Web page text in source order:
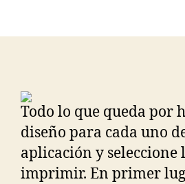
Todo lo que queda por
diseño para cada uno
aplicación y seleccione
imprimir. En primer